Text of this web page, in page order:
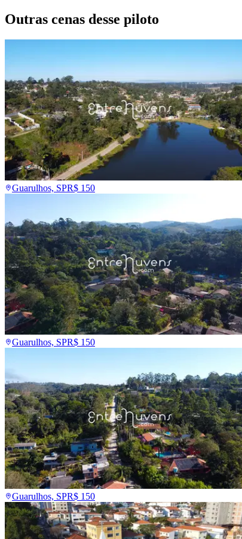
Outras cenas desse piloto
Guarulhos, SPR$ 150
Guarulhos, SPR$ 150
Guarulhos, SPR$ 150